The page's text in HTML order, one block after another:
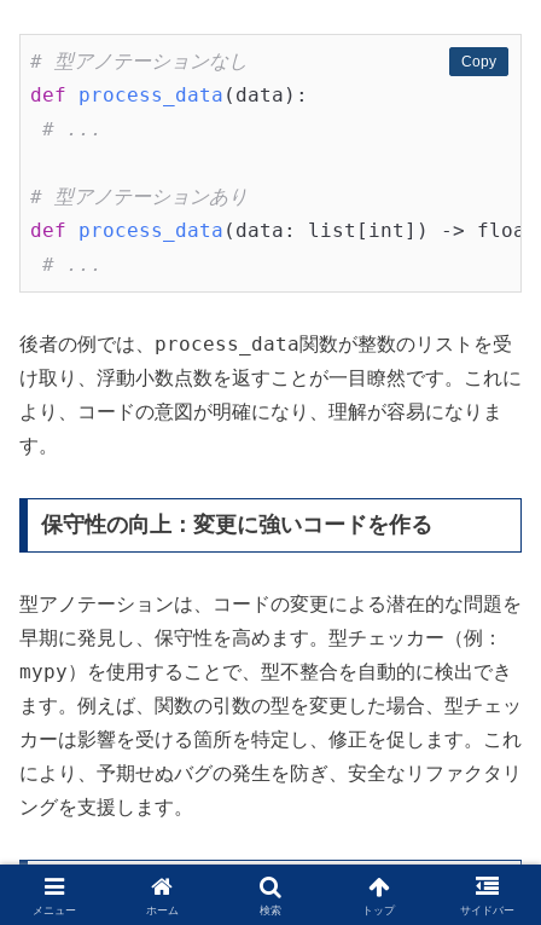
Copy
Copy
# 型アノテーションなし
def
process_data (data) :
# ...
# 型アノテーションあり
def
process_data (data: list[int])
->
# ...
後者の例では、 process_data関数が整数のリストを受
け取り、浮動小数点数を返すことが一目瞭然です。これに
より、コードの意図が明確になり、理解が容易になりま
す。
保守性の向上：変更に強いコードを作る
型アノテーションは、コードの変更による潜在的な問題を
早期に発見し、保守性を高めます。型チェッカー（例：
mypy）を使用することで、型不整合を自動的に検出でき
ます。例えば、関数の引数の型を変更した場合、型チェッ
カーは影響を受ける箇所を特定し、修正を促します。これ
により、予期せぬバグの発生を防ぎ、安全なリファクタリ
ングを支援します。
拡張性の向上：柔軟な型設計
メニュー ホーム 検索 トップ サイドバー